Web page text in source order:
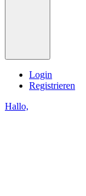
Login
Registrieren
Hallo,